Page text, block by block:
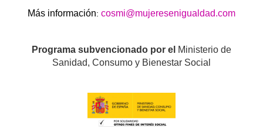
Más información: cosmi@mujeresenigualdad.com
Programa subvencionado por el Ministerio de
Sanidad, Consumo y Bienestar Social